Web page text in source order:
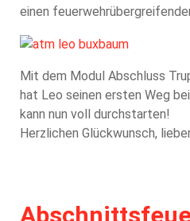
einen
Mit dem Modul Abschluss
hat Leo seinen ersten Weg
kann nun voll durchstarten!
Herzlichen Glückwunsch,